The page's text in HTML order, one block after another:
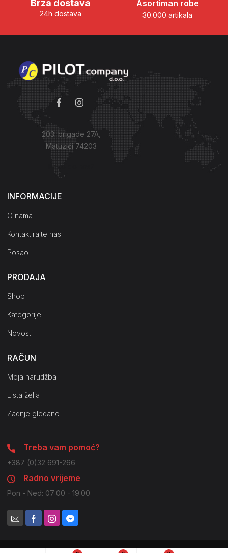
Brza dostava
24h dostava
Asortiman robe
30.000 artikala
203. brigade 27A,
Matuzići 74203
Kako do nas?
INFORMACIJE
O nama
Kontaktirajte nas
Posao
PRODAJA
Shop
Kategorije
Novosti
RAČUN
Moja narudžba
Lista želja
Zadnje gledano
Treba vam pomoć?
+387 (0)32 691-266
Radno vrijeme
Pon - Ned: 07:00 - 19:00